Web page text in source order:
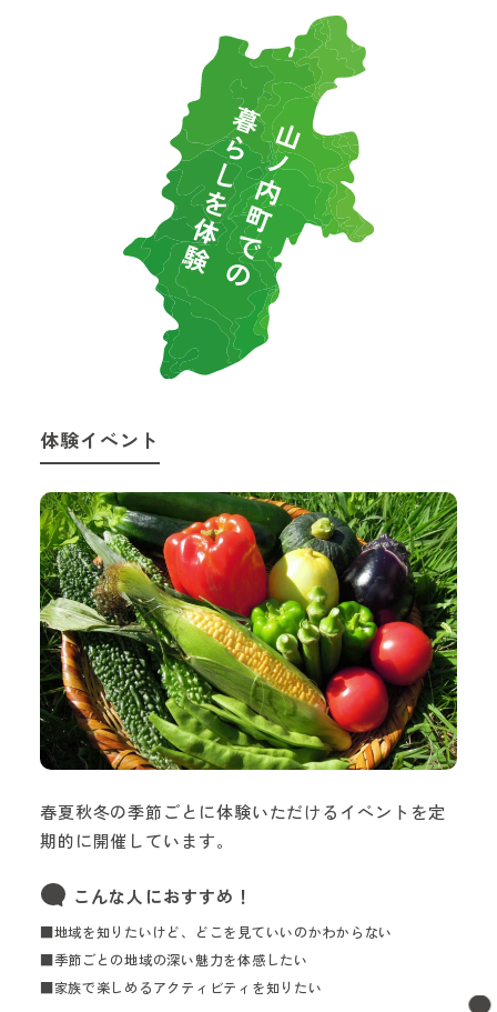
体験イベント
春夏秋冬の季節ごとに体験いただけるイベントを定
期的に開催しています。
こんな人におすすめ！
■地域を知りたいけど、どこを見ていいのかわからない
■季節ごとの地域の深い魅力を体感したい
■家族で楽しめるアクティビティを知りたい